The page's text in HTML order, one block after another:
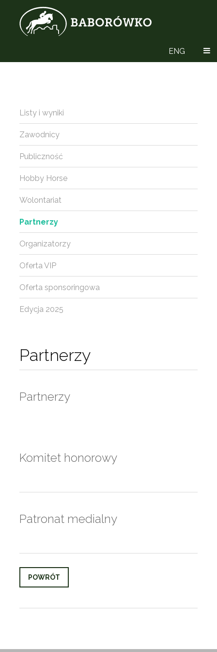
ENG
Partnerzy
Partnerzy
Komitet honorowy
Patronat medialny
POWRÓT
Listy i wyniki
Zawodnicy
Publiczność
Hobby Horse
Wolontariat
Partnerzy
Organizatorzy
Oferta VIP
Oferta sponsoringowa
Edycja 2025